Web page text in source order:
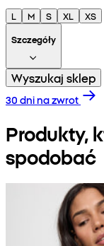
L M S XL
XS
Szczegóły
Wyszukaj sklep
30 dni na zwrot
Produkty,
spodobać